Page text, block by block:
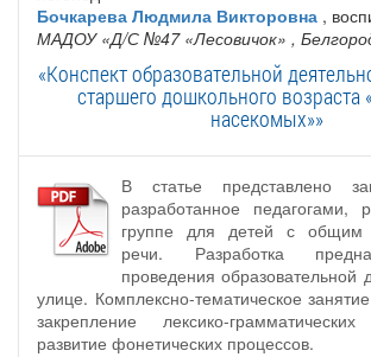
Бочкарева Людмила Викторовна ,
МАДОУ «Д/С №47 «Лесовичок» ,
«Конспект образовательной
старшего дошкольного возраста
насекомых»»
В статье представлено
разработанное
группе для детей с общим
речи. Разработка
проведения образовательной
улице. Комплексно-тематическое
закрепление лексико-
развитие фонетических процессов.